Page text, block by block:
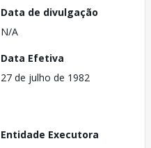
Data de divulgação
N/A
Data Efetiva
27 de julho de 1982
Entidade Executora